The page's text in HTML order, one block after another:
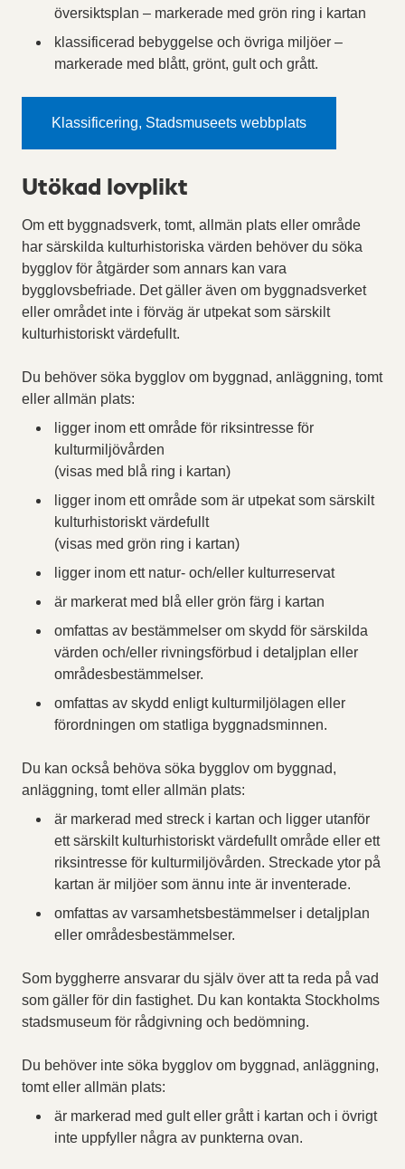
översiktsplan – markerade med grön ring i kartan
klassificerad bebyggelse och övriga miljöer –
markerade med blått, grönt, gult och grått.
Klassificering, Stadsmuseets webbplats
Utökad lovplikt
Om ett byggnadsverk, tomt, allmän plats eller område
har särskilda kulturhistoriska värden behöver du söka
bygglov för åtgärder som annars kan vara
bygglovsbefriade. Det gäller även om byggnadsverket
eller området inte i förväg är utpekat som särskilt
kulturhistoriskt värdefullt.
Du behöver söka bygglov om byggnad, anläggning, tomt
eller allmän plats:
ligger inom ett område för riksintresse för
kulturmiljövården
(visas med blå ring i kartan)
ligger inom ett område som är utpekat som särskilt
kulturhistoriskt värdefullt
(visas med grön ring i kartan)
ligger inom ett natur- och/eller kulturreservat
är markerat med blå eller grön färg i kartan
omfattas av bestämmelser om skydd för särskilda
värden och/eller rivningsförbud i detaljplan eller
områdesbestämmelser.
omfattas av skydd enligt kulturmiljölagen eller
förordningen om statliga byggnadsminnen.
Du kan också behöva söka bygglov om byggnad,
anläggning, tomt eller allmän plats:
är markerad med streck i kartan och ligger utanför
ett särskilt kulturhistoriskt värdefullt område eller ett
riksintresse för kulturmiljövården. Streckade ytor på
kartan är miljöer som ännu inte är inventerade.
omfattas av varsamhetsbestämmelser i detaljplan
eller områdesbestämmelser.
Som byggherre ansvarar du själv över att ta reda på vad
som gäller för din fastighet. Du kan kontakta Stockholms
stadsmuseum för rådgivning och bedömning.
Du behöver inte söka bygglov om byggnad, anläggning,
tomt eller allmän plats:
är markerad med gult eller grått i kartan och i övrigt
inte uppfyller några av punkterna ovan.